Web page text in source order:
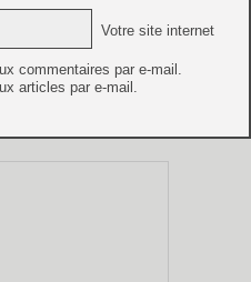
Votre site internet
commentaires par e-mail.
articles par e-mail.